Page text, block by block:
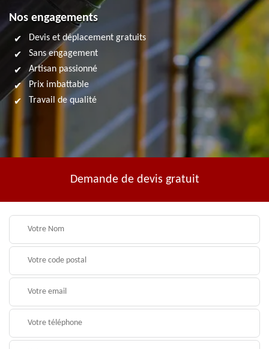
Nos engagements
Devis et déplacement gratuits
Sans engagement
Artisan passionné
Prix imbattable
Travail de qualité
Demande de devis gratuit